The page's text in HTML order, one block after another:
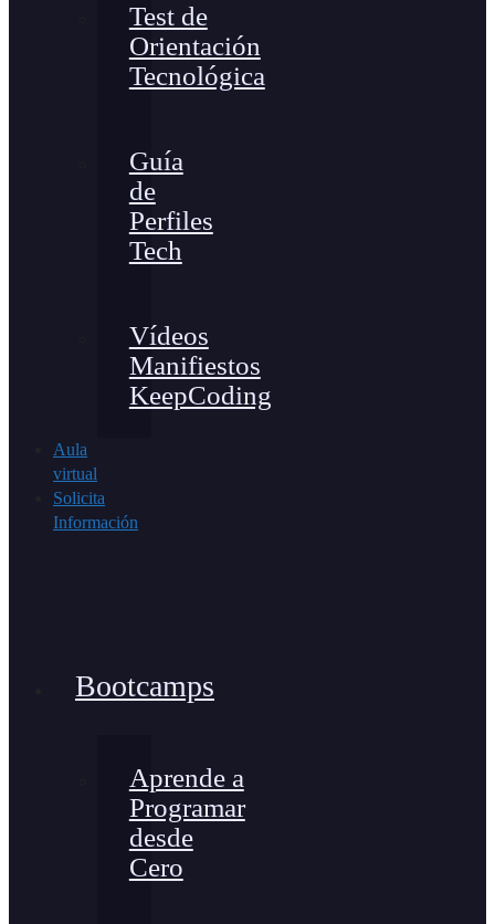
Test de
Orientación
Tecnológica
Guía
de
Perfiles
Tech
Vídeos
Manifiestos
KeepCoding
Aula
virtual
Solicita
Información
Bootcamps
Aprende a
Programar
desde
Cero